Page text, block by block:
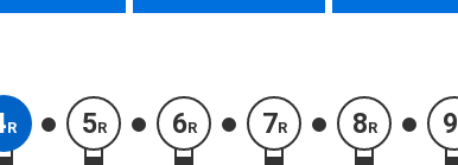
R 5R 6R 7R 8R 9